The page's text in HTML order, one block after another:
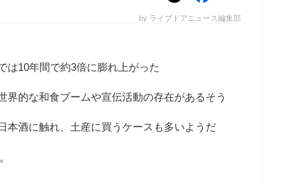
by ライブドアニュース編集部
は10年間で約3倍に膨れ上がった
界的な和食ブームや宣伝活動の存在があるそう
本酒に触れ、土産に買うケースも多いようだ